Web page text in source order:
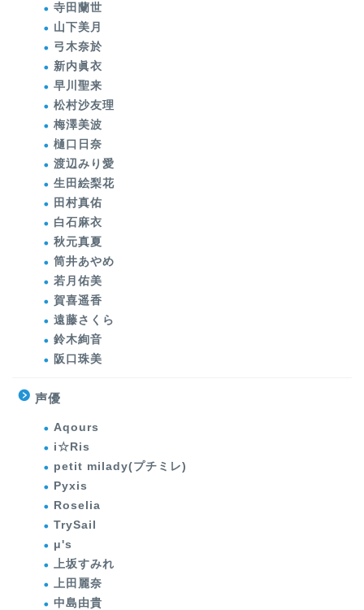
寺田蘭世
山下美月
弓木奈於
新内眞衣
早川聖来
松村沙友理
梅澤美波
樋口日奈
渡辺みり愛
生田絵梨花
田村真佑
白石麻衣
秋元真夏
筒井あやめ
若月佑美
賀喜遥香
遠藤さくら
鈴木絢音
阪口珠美
声優
Aqours
i☆Ris
petit milady(プチミレ)
Pyxis
Roselia
TrySail
μ's
上坂すみれ
上田麗奈
中島由貴